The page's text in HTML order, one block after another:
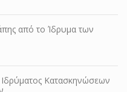
από το Ίδρυμα των
Κατασκηνώσεων